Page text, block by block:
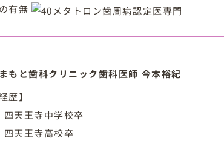
有無
もと歯科クリニック歯科医師 今本裕紀
歴】
四天王寺中学校卒
四天王寺高校卒